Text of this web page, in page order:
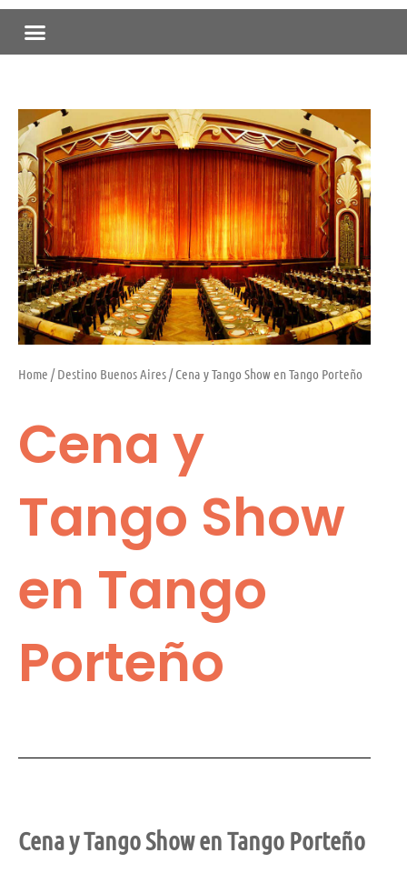
Skip
Menu
Home /Destino Buenos Aires/ Cena y Tango Show en Tango Porteño
Cena y
Tango Show
en Tango
Porteño
Cena y Tango Show en Tango Porteño